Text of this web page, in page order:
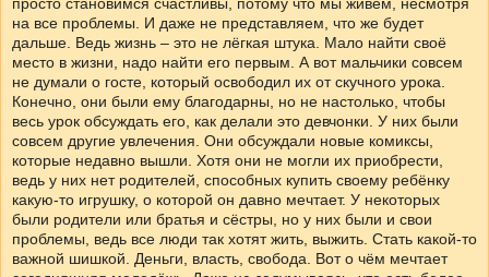
на все проблемы. И даже не представляем, что же будет
дальше. Ведь жизнь – это не лёгкая штука. Мало найти своё
место в жизни, надо найти его первым. А вот мальчики совсем
не думали о госте, который освободил их от скучного урока.
Конечно, они были ему благодарны, но не настолько, чтобы
весь урок обсуждать его, как делали это девчонки. У них были
совсем другие увлечения. Они обсуждали новые комиксы,
которые недавно вышли. Хотя они не могли их приобрести,
ведь у них нет родителей, способных купить своему ребёнку
какую-то игрушку, о которой он давно мечтает. У некоторых
были родители или братья и сёстры, но у них были и свои
проблемы, ведь все люди так хотят жить, выжить. Стать какой-то
важной шишкой. Деньги, власть, свобода. Вот о чём мечтает